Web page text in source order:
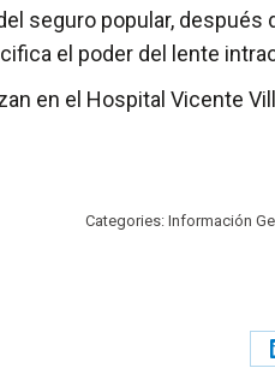
seguro popular,
el poder del lente
en el Hospital Vicente
Categories: Información